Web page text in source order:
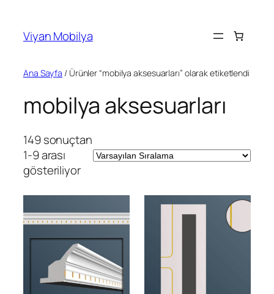
Viyan Mobilya
Ana Sayfa / Ürünler “mobilya aksesuarları” olarak etiketlendi
mobilya aksesuarları
149 sonuçtan
1-9 arası
gösteriliyor